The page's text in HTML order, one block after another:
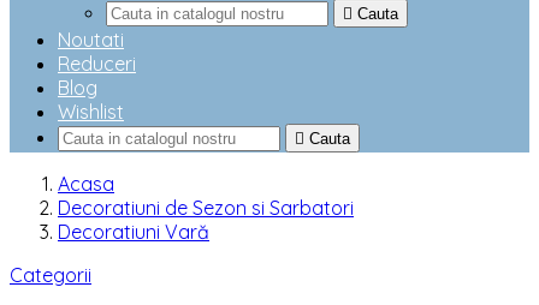
 Cauta
Noutati
Reduceri
Blog
Wishlist
 Cauta
Acasa
Decoratiuni de Sezon si Sarbatori
Decoratiuni Vară
Categorii